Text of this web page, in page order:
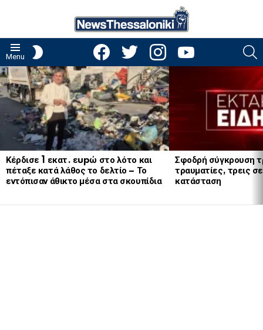
Menu
facebooktwitter instagramyoutube
LATEST
STORIES
Κέρδισε 1 εκατ. εupώ στο λότο και
πέταξε κατά λάθος το δελτίο – Το
εντόπισαν άθικτο μέσα στα σκουπίδια
Σφοδρή σύγκρουση
τραυματίες, τρεις
κατάσταση